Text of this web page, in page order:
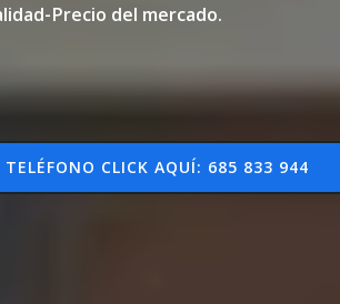
Precio del mercado.
TELÉFONO CLICK AQUÍ: 685 833 944